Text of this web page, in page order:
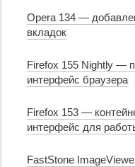
Opera 134 —
вкладок
Firefox 155 Nightly —
интерфейс браузера
Firefox 153 —
интерфейс для
FastStone